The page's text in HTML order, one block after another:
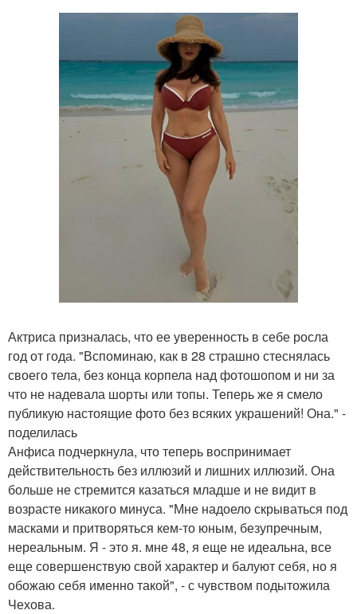
Актриса призналась, что ее уверенность в себе росла
год от года. "Вспоминаю, как в 28 страшно стеснялась
своего тела, без конца корпела над фотошопом и ни за
что не надевала шорты или топы. Теперь же я смело
публикую настоящие фото без всяких украшений! Она." -
поделилась
Анфиса подчеркнула, что теперь воспринимает
действительность без иллюзий и лишних иллюзий. Она
больше не стремится казаться младше и не видит в
возрасте никакого минуса. "Мне надоело скрываться под
масками и притворяться кем-то юным, безупречным,
нереальным. Я - это я. мне 48, я еще не идеальна, все
еще совершенствую свой характер и балуют себя, но я
обожаю себя именно такой", - с чувством подытожила
Чехова.